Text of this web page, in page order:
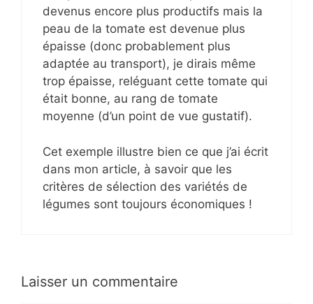
devenus encore plus productifs mais la
peau de la tomate est devenue plus
épaisse (donc probablement plus
adaptée au transport), je dirais même
trop épaisse, reléguant cette tomate qui
était bonne, au rang de tomate
moyenne (d’un point de vue gustatif).
Cet exemple illustre bien ce que j’ai écrit
dans mon article, à savoir que les
critères de sélection des variétés de
légumes sont toujours économiques !
Laisser un commentaire